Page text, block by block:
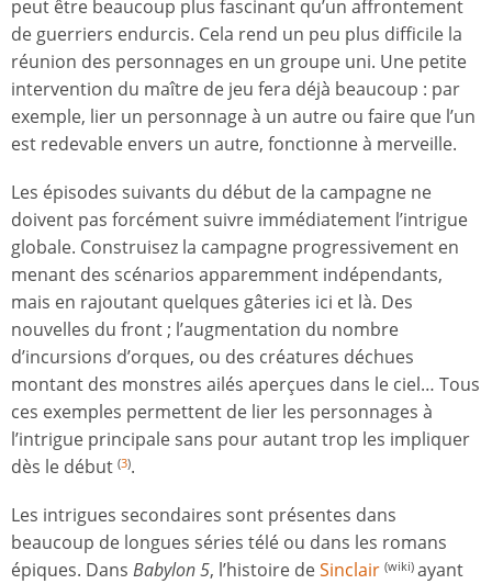
peut être beaucoup plus fascinant qu’un affrontement
de guerriers endurcis. Cela rend un peu plus difficile la
réunion des personnages en un groupe uni. Une petite
intervention du maître de jeu fera déjà beaucoup : par
exemple, lier un personnage à un autre ou faire que l’un
est redevable envers un autre, fonctionne à merveille.
Les épisodes suivants du début de la campagne ne
doivent pas forcément suivre immédiatement l’intrigue
globale. Construisez la campagne progressivement en
menant des scénarios apparemment indépendants,
mais en rajoutant quelques gâteries ici et là. Des
nouvelles du front ; l’augmentation du nombre
d’incursions d’orques, ou des créatures déchues
montant des monstres ailés aperçues dans le ciel… Tous
ces exemples permettent de lier les personnages à
l’intrigue principale sans pour autant trop les impliquer
dès le début (3).
Les intrigues secondaires sont présentes dans
beaucoup de longues séries télé ou dans les romans
épiques. Dans Babylon 5, l’histoire deSinclair (wiki) ayant